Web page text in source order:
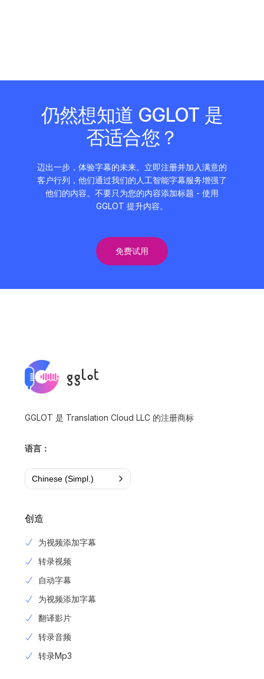
仍然想知道 GGLOT 是
否适合您？
迈出一步，体验字幕的未来。立即注册并加入满意的
客户行列，他们通过我们的人工智能字幕服务增强了
他们的内容。不要只为您的内容添加标题 - 使用
GGLOT 提升内容。
免费试用
GGLOT 是 Translation Cloud LLC 的注册商标
语言：
Chinese (Simpl.)
创造
为视频添加字幕
转录视频
自动字幕
为视频添加字幕
翻译影片
转录音频
转录Mp3